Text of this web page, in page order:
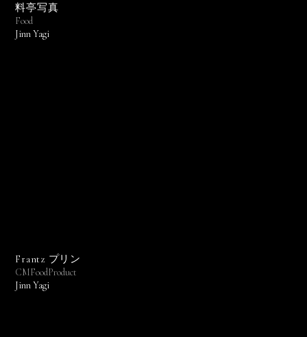
料亭写真
Food
Jinn Yagi
Frantz プリン
CMFoodProduct
Jinn Yagi